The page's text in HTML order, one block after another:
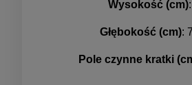
Wysokość (cm)
Głębokość (cm):
Pole czynne kratki